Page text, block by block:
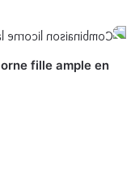
fille ample en